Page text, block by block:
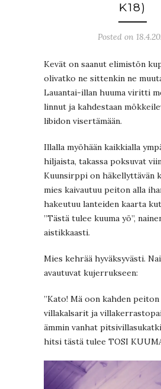
K18)
Posted on
Kevät on saanut elimistön
olivatko ne sittenkin ne
Lauantai-illan huuma viritti
linnut ja kahdestaan
libidon visertämään.
Illalla myöhään kaikkialla
hiljaista, takassa poksuvat
Kuunsirppi on häkellyttävän
mies kaivautuu peiton alla
hakeutuu lanteiden kaarta
”Tästä tulee kuuma yö”,
aistikkaasti.
Mies kehrää hyväksyvästi.
avautuvat kujerrukseen:
”Kato! Mä oon kahden peiton
villakalsarit ja
ämmin vanhat
hitsi tästä tulee TOSI